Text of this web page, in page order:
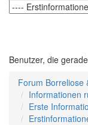
Benutzer, die
Forum Borreliose
Informationen
Erste